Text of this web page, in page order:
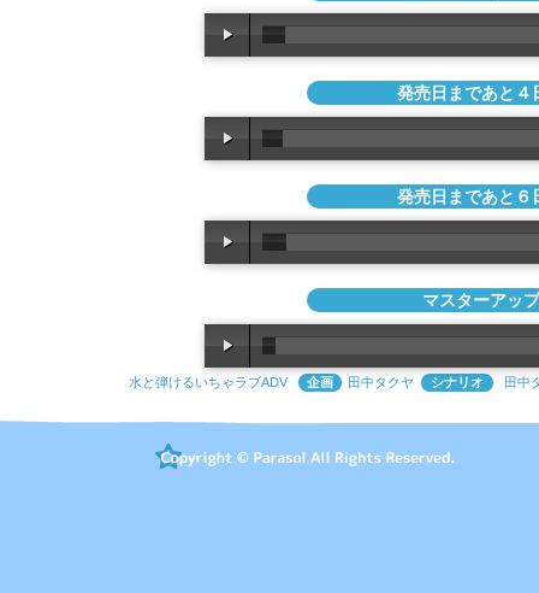
発売日まであと４
発売日まであと６
マスターアップ
水と弾けるいちゃラブADV 企画 田中タクヤ シナリオ 田中